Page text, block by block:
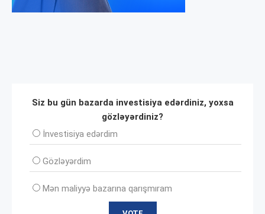
Siz bu gün bazarda investisiya edərdiniz, yoxsa
gözləyərdiniz?
İnvеstisiya edərdim
Gözləyərdim
Mən maliyyə bazarına qarışmıram